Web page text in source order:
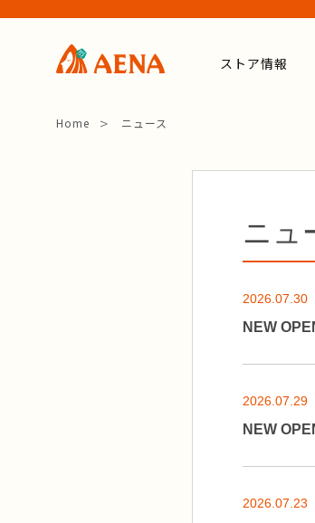
ストア情報
Home ニュース
ニュ
2026.07.30
NEW
2026.07.29
NEW
2026.07.23